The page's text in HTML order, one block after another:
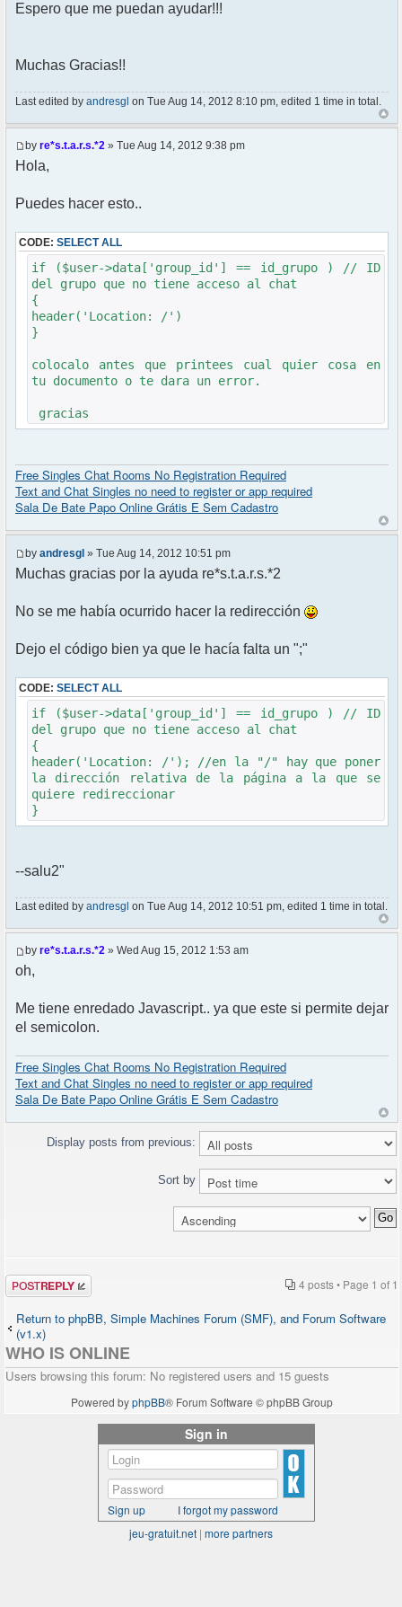
Espero que me puedan ayudar!!!
Muchas Gracias!!
Last edited by andresgl on Tue Aug 14, 2012 8:10 pm, edited 1 time in total.
by re*s.t.a.r.s.*2 » Tue Aug 14, 2012 9:38 pm
Hola,
Puedes hacer esto..
CODE: SELECT ALL
if ($user->data['group_id'] == id_grupo ) // ID
del grupo que no tiene acceso al chat
{
header('Location: /')
}
colocalo antes que printees cual quier cosa en
tu documento o te dara un error.
gracias
Free Singles Chat Rooms No Registration Required
Text and Chat Singles no need to register or app required
Sala De Bate Papo Online Grátis E Sem Cadastro
by andresgl » Tue Aug 14, 2012 10:51 pm
Muchas gracias por la ayuda re*s.t.a.r.s.*2
No se me había ocurrido hacer la redirección
Dejo el código bien ya que le hacía falta un ";"
CODE: SELECT ALL
if ($user->data['group_id'] == id_grupo ) // ID
del grupo que no tiene acceso al chat
{
header('Location: /'); //en la "/" hay que poner
la dirección relativa de la página a la que se
quiere redireccionar
}
--salu2"
Last edited by andresgl on Tue Aug 14, 2012 10:51 pm, edited 1 time in total.
by re*s.t.a.r.s.*2 » Wed Aug 15, 2012 1:53 am
oh,
Me tiene enredado Javascript.. ya que este si permite dejar
el semicolon.
Free Singles Chat Rooms No Registration Required
Text and Chat Singles no need to register or app required
Sala De Bate Papo Online Grátis E Sem Cadastro
Display posts from previous:
Sort by
Post a reply 4 posts • Page 1 of 1
Return to phpBB, Simple Machines Forum (SMF), and Forum Software
(v1.x)
WHO IS ONLINE
Users browsing this forum: No registered users and 15 guests
Powered byphpBB® Forum Software © phpBB Group
Sign in
Sign up
I forgot my password
jeu-gratuit.net | more partners